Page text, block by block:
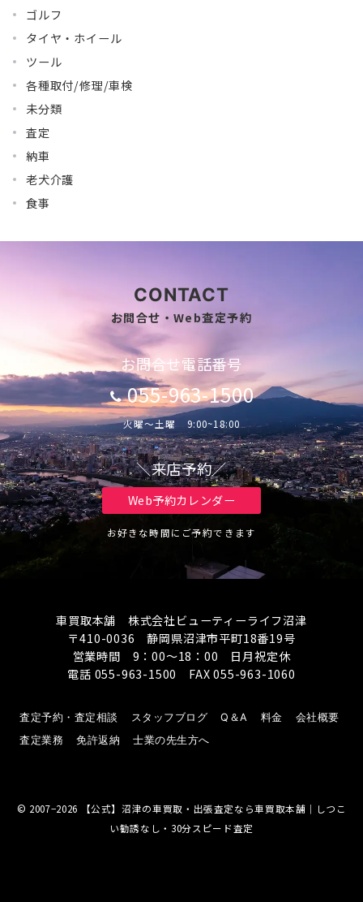
ゴルフ
タイヤ・ホイール
ツール
各種取付/修理/車検
未分類
査定
納車
老犬介護
食事
CONTACT
お問合せ・Web査定予約
お問合せ電話番号
055-963-1500
火曜～土曜 9:00~18:00
＼来店予約／
Web予約カレンダー
お好きな時間にご予約できます
車買取本舗 株式会社ビューティーライフ沼津
〒410-0036 静岡県沼津市平町18番19号
営業時間 9：00～18：00 日月祝定休
電話 055-963-1500 FAX 055-963-1060
査定予約・査定相談 スタッフブログ Q＆A 料金
会社概要
査定業務
免許返納 士業の先生方へ
© 2007−2026
【公式】沼津の車買取・出張査定なら車買取本舗｜しつこ
い勧誘なし・30分スピード査定